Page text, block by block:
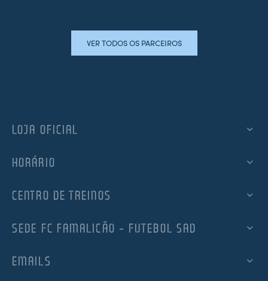
VER TODOS OS PARCEIROS
LOJA OFICIAL
HORÁRIO
CENTRO DE TREINOS
SEDE FC FAMALICÃO – FUTEBOL SAD
EMAILS